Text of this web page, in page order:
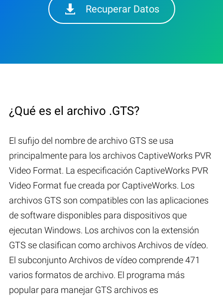
Recuperar Datos
¿Qué es el archivo .GTS?
El sufijo del nombre de archivo GTS se usa
principalmente para los archivos CaptiveWorks PVR
Video Format. La especificación CaptiveWorks PVR
Video Format fue creada por CaptiveWorks. Los
archivos GTS son compatibles con las aplicaciones
de software disponibles para dispositivos que
ejecutan Windows. Los archivos con la extensión
GTS se clasifican como archivos Archivos de vídeo.
El subconjunto Archivos de vídeo comprende 471
varios formatos de archivo. El programa más
popular para manejar GTS archivos es